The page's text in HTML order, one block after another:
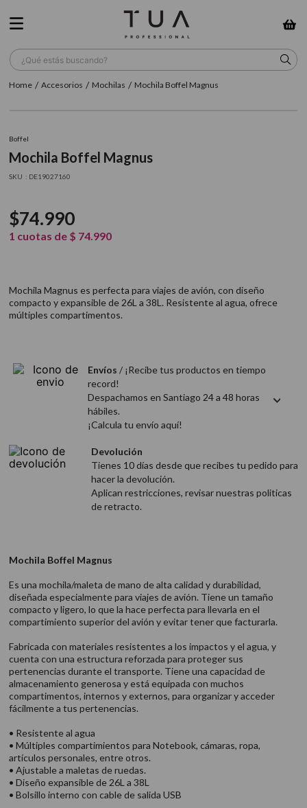
¿Qué estás buscando?
Accesorios Mochilas Mochila Boffel Magnus
Boffel
Mochila Boffel Magnus
: DE19027160
$74.990
1 cuotas de $ 74.990
Mochila Magnus es perfecta para viajes de avión, con diseño
compacto y expansible de 26L a 38L. Resistente al agua, ofrece
múltiples compartimentos.
Envíos / ¡Recibe tus productos en tiempo
record!
Despachamos en Santiago 24 a 48 horas
hábiles.
¡Calcula tu envío aquí!
Devolución
Tienes 10 días desde que recibes tu pedido para
hacer la devolución.
Aplican restricciones, revisar nuestras politicas
de retracto.
Mochila Boffel Magnus
Es una mochila/maleta de mano de alta calidad y durabilidad,
diseñada especialmente para viajes de avión. Tiene un tamaño
compacto y ligero, lo que la hace perfecta para llevarla en el
compartimiento superior del avión y evitar tener que facturarla.
Fabricada con materiales resistentes a los impactos y el agua, y
cuenta con una estructura reforzada para proteger sus
pertenencias durante el transporte. Tiene una capacidad de
almacenamiento generosa y está equipada con muchos
compartimentos, internos y externos, para organizar y acceder
fácilmente a tus pertenencias.
• Resistente al agua
• Múltiples compartimientos para Notebook, cámaras, ropa,
artículos personales, entre otros.
• Ajustable a maletas de ruedas.
• Diseño expansible de 26L a 38L
• Bolsillo interno con cable de salida USB
TÉRMINOS MÁS BUSCADOS
5. cepillo
6. gama
8. loreal
9. acondicionador